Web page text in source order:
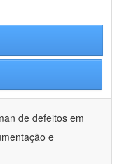
de defeitos em
e